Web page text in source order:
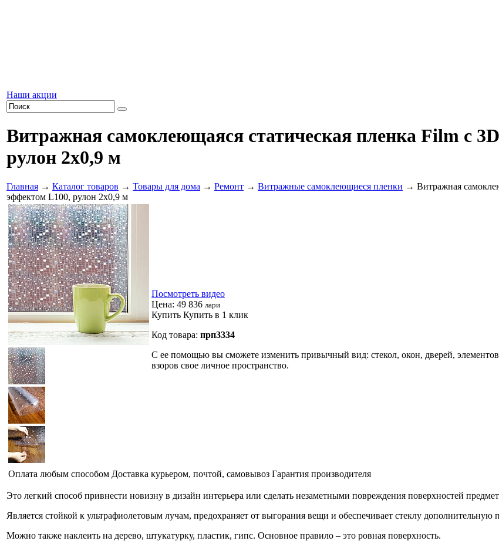
Наши акции
Витражная самоклеющаяся статическая пленка Film с
рулон 2х0,9 м
Главная → Каталог товаров → Товары для дома → Ремонт → Витражные самоклеющиеся пленки → Витражная
эффектом L100, рулон 2х0,9 м
Посмотреть видео
Цена: 49 836 лари
Купить Купить в 1 клик
Код товара: прп3334
С ее помощью вы сможете изменить привычный вид: стекол, окон, дверей,
взоров свое личное пространство.
Оплата любым способом Доставка курьером, почтой, самовывоз Гарантия производителя
Это легкий способ привнести новизну в дизайн интерьера или сделать незаметными повреждения поверхностей
Является стойкой к ультрафиолетовым лучам, предохраняет от выгорания вещи и обеспечивает стеклу дополнительную
Можно также наклеить на дерево, штукатурку, пластик, гипс. Основное правило – это ровная поверхность.